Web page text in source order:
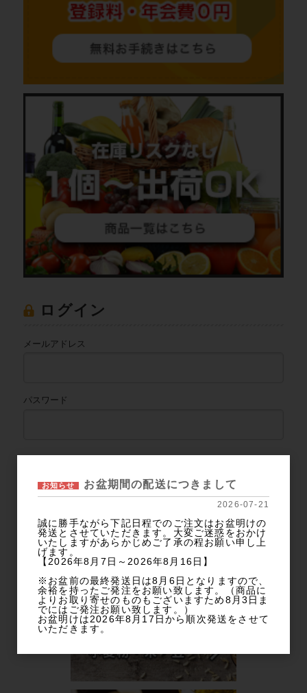
ログイン
メールアドレス
パスワード
パスワードをお忘れの方
新規会員登録
カテゴリー
商品カテゴリから探す
お知らせ お盆期間の配送につきまして
2026-07-21
誠に勝手ながら下記日程でのご注文はお盆明けの
発送とさせていただきます。大変ご迷惑をおかけ
いたしますがあらかじめご了承の程お願い申し上
げます。
【2026年8月7日～2026年8月16日】
※お盆前の最終発送日は8月6日となりますので、
余裕を持ったご発注をお願い致します。（商品に
よりお取り寄せのものもございますため8月3日ま
でにはご発注お願い致します。）
お盆明けは2026年8月17日から順次発送をさせて
いただきます。